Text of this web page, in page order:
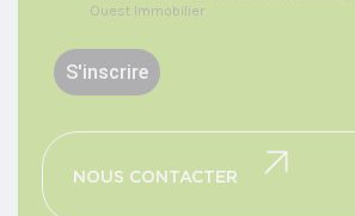
Ouest Immobilier
NOUS CONTACTER